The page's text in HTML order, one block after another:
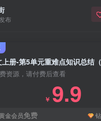
布
册-第5单元重难点知识总结（
资源，请付费后查看
￥ 9.9
金会员免费